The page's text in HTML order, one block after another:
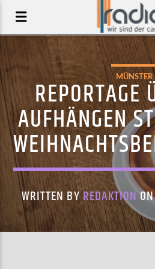
AKTUELLER TRACK
MÜNSTER
REPORTAGE
AUFHÄNGEN
WRITTEN BYREDAKTION